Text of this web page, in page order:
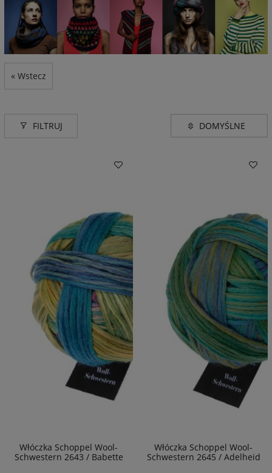
« Wstecz
FILTRUJ
Włóczka Schoppel Wool-
Schwestern 2643 / Babette
Włóczka Schoppel Wool-
Schwestern 2645 / Adelheid